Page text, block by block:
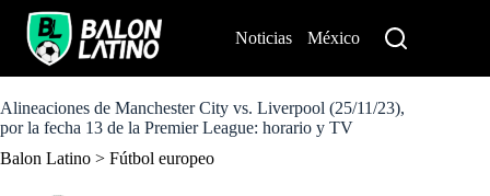
o
c
n
Noticias México
Alineaciones de Manchester City vs. Liverpool (25/11/23),
por la fecha 13 de la Premier League: horario y TV
Balon Latino > Fútbol europeo